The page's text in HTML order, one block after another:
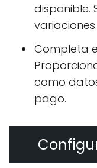
disponible.
variaciones.
Completa
como
pago.